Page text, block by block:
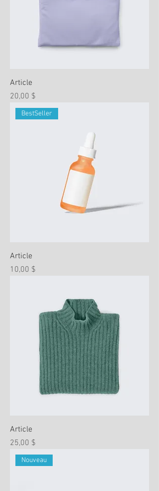
Article
Prix
20,00 $
BestSeller
Article
Prix
10,00 $
Article
Prix
25,00 $
Nouveau